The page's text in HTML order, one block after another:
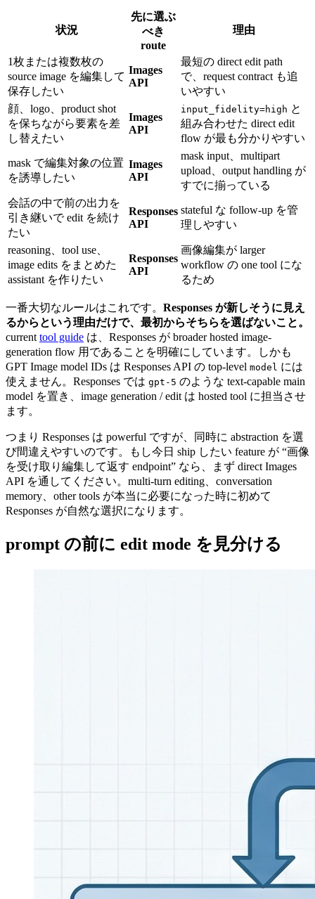
状況
先に選ぶ
べき
route
理由
1枚または複数枚の
source image を編集して
保存したい
Images
API
最短の direct edit path
で、request contract も追
いやすい
顔、logo、product shot
を保ちながら要素を差
し替えたい
Images
API
input_fidelity=high と
組み合わせた direct edit
flow が最も分かりやすい
mask で編集対象の位置
を誘導したい
Images
API
mask input、multipart
upload、output handling が
すでに揃っている
会話の中で前の出力を
引き継いで edit を続け
たい
Responses
API
stateful な follow-up を管
理しやすい
reasoning、tool use、
image edits をまとめた
assistant を作りたい
Responses
API
画像編集が larger
workflow の one tool にな
るため
一番大切なルールはこれです。 Responses が新しそうに見え
るからという理由だけで、最初からそちらを選ばないこと。
current tool guide は、Responses が broader hosted image-
generation flow 用であることを明確にしています。しかも
GPT Image model IDs は Responses API の top-level model には
使えません。Responses では gpt-5 のような text-capable main
model を置き、image generation / edit は hosted tool に担当させ
ます。
つまり Responses は powerful ですが、同時に abstraction を選
び間違えやすいのです。もし今日 ship したい feature が “画像
を受け取り編集して返す endpoint” なら、まず direct Images
API を通してください。multi-turn editing、conversation
memory、other tools が本当に必要になった時に初めて
Responses が自然な選択になります。
prompt の前に edit mode を見分ける